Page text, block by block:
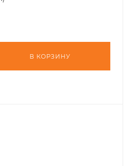
В КОРЗИНУ